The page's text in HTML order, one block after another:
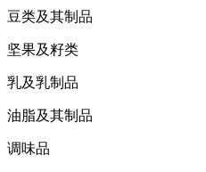
豆类及其制品
坚果及籽类
乳及乳制品
油脂及其制品
调味品